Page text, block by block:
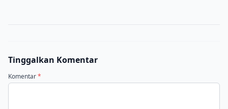
Tinggalkan Komentar
Komentar*